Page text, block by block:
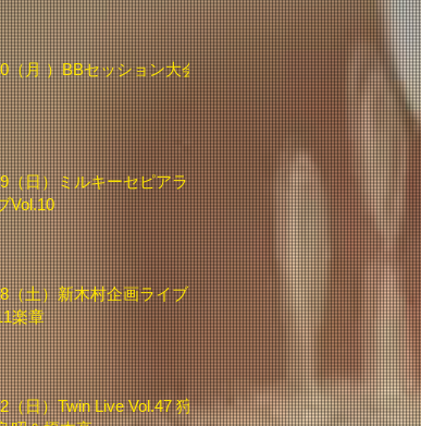
（月 ）BBセッション大会
（日）ミルキーセピアラ
Vol.10
（土）新木村企画ライブ
楽章
（日）Twin Live Vol.47 狩